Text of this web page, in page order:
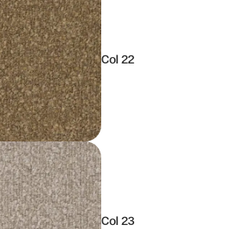
Col 22
Col 23